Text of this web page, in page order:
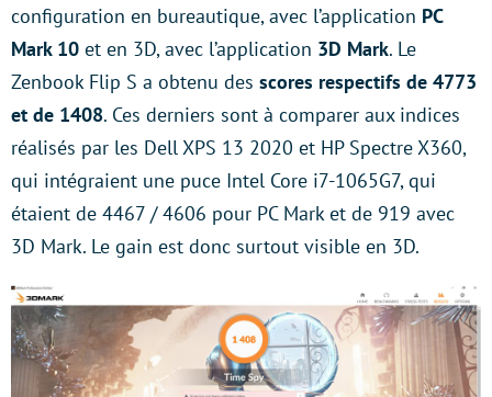
configuration en bureautique, avec l’application PC
Mark 10 et en 3D, avec l’application 3D Mark. Le
Zenbook Flip S a obtenu des scores respectifs de 4773
et de 1408. Ces derniers sont à comparer aux indices
réalisés par les Dell XPS 13 2020 et HP Spectre X360,
qui intégraient une puce Intel Core i7-1065G7, qui
étaient de 4467 / 4606 pour PC Mark et de 919 avec
3D Mark. Le gain est donc surtout visible en 3D.